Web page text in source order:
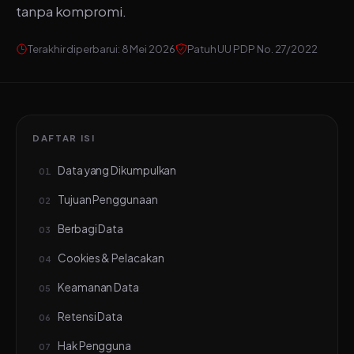
tanpa kompromi.
Terakhir diperbarui: 8 Mei 2026 Patuh UU PDP No. 27/2022
DAFTAR ISI
Data yang Dikumpulkan
Tujuan Penggunaan
Berbagi Data
Cookies & Pelacakan
Keamanan Data
Retensi Data
Hak Pengguna